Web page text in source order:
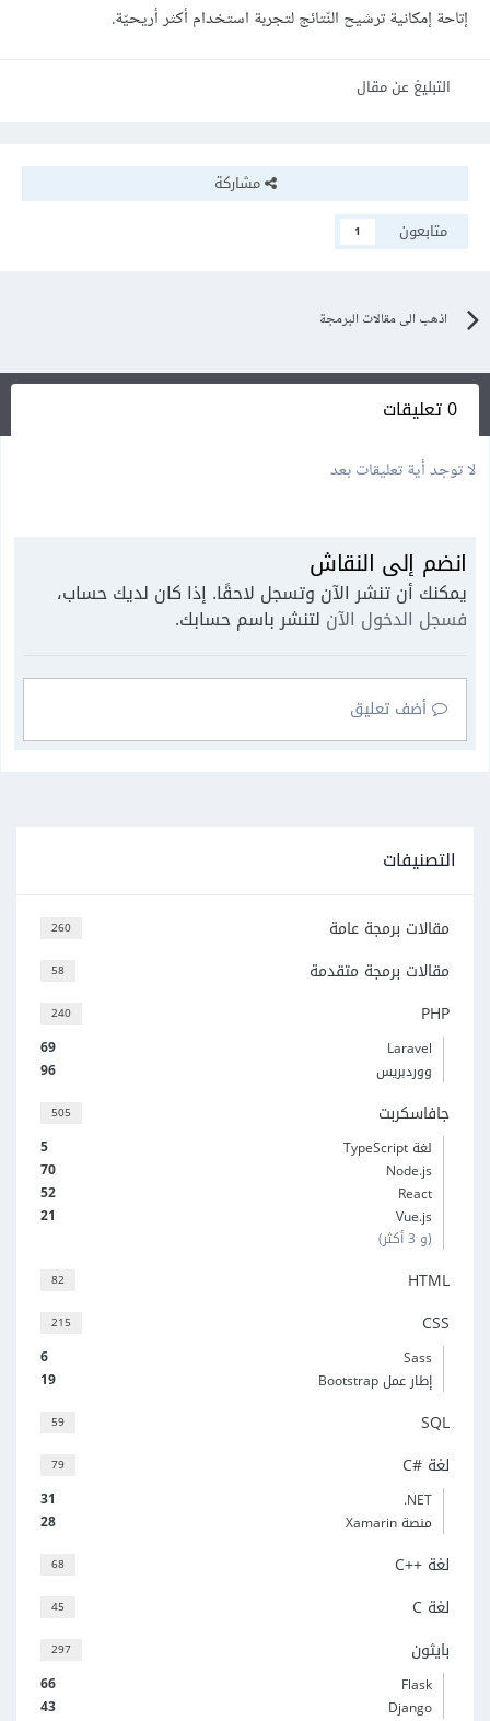
إتاحة إمكانية ترشيح النّتائج لتجربة استخدام أكثر أريحيّة.
التبليغ عن مقال
مشاركة
متابعون
1
اذهب الى مقالات البرمجة
0 تعليقات
لا توجد أية تعليقات بعد
انضم إلى النقاش
يمكنك أن تنشر الآن وتسجل لاحقًا. إذا كان لديك حساب،
فسجل الدخول الآن لتنشر باسم حسابك.
أضف تعليق
التصنيفات
260 مقالات برمجة عامة
58 مقالات برمجة متقدمة
240 PHP
69
Laravel
96
ووردبريس
505 جافاسكربت
5
لغة TypeScript
70
Node.js
52
React
21
Vue.js
(و 3 أكثر)
82 HTML
215 CSS
6
Sass
19
إطار عمل Bootstrap
59 SQL
79 لغة C#‎
31
‎.NET
28
منصة Xamarin
68 لغة C++‎
45 لغة C
297 بايثون
66
Flask
43
Django